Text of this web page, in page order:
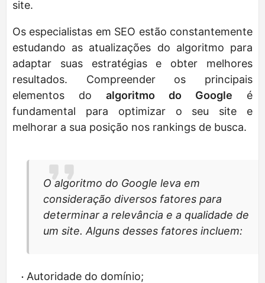
site.
Os especialistas em SEO estão constantemente
estudando as atualizações do algoritmo para
adaptar suas estratégias e obter melhores
resultados. Compreender os principais
elementos do algoritmo do Google é
fundamental para optimizar o seu site e
melhorar a sua posição nos rankings de busca.
O algoritmo do Google leva em
consideração diversos fatores para
determinar a relevância e a qualidade de
um site. Alguns desses fatores incluem:
Autoridade do domínio;